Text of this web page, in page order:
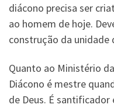
diácono precisa ser
ao homem de hoje.
construção da unidade
Quanto ao Ministério
Diácono é mestre
de Deus. É